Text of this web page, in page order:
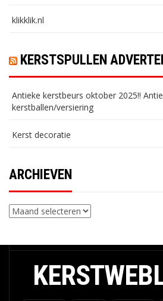
klikklik.nl
KERSTSPULLEN
Antieke kerstbeurs oktober 2025!!
kerstballen/versiering
Kerst decoratie
ARCHIEVEN
Archieven